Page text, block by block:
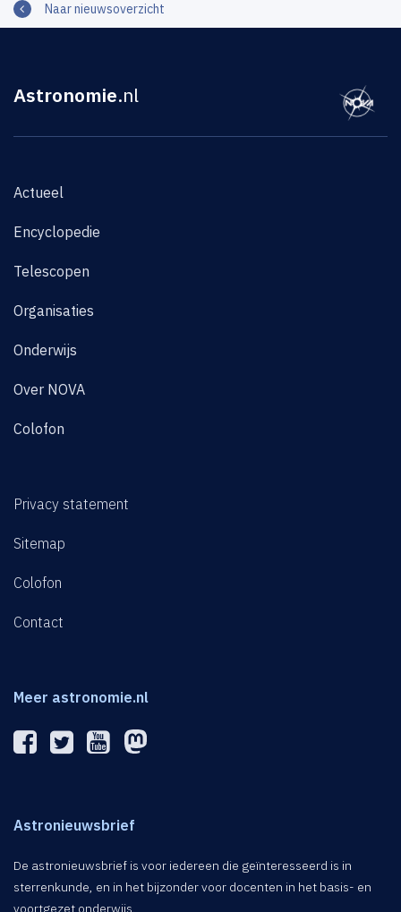
Naar nieuwsoverzicht
Astronomie.nl
Actueel
Encyclopedie
Telescopen
Organisaties
Onderwijs
Over NOVA
Colofon
Privacy statement
Sitemap
Colofon
Contact
Meer astronomie.nl
Astronieuwsbrief
De astronieuwsbrief is voor iedereen die geïnteresseerd is in
sterrenkunde, en in het bijzonder voor docenten in het basis- en
voortgezet onderwijs.